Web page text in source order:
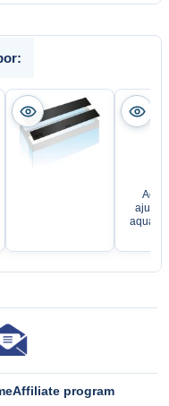
Affiliate program